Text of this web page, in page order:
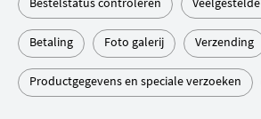
Betaling Foto galerij Verzending
Productgegevens en speciale verzoeken